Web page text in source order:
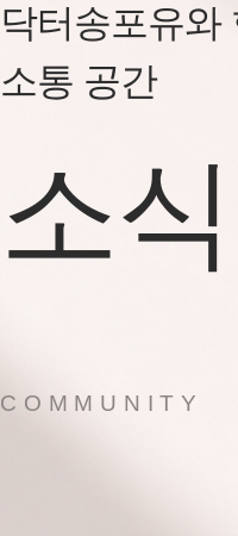
닥터송포유와
소통 공간
소
COMMUNITY